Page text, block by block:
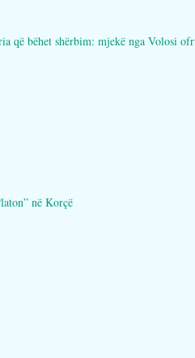
bëhet shërbim: mjekë nga Volosi
në Korçë